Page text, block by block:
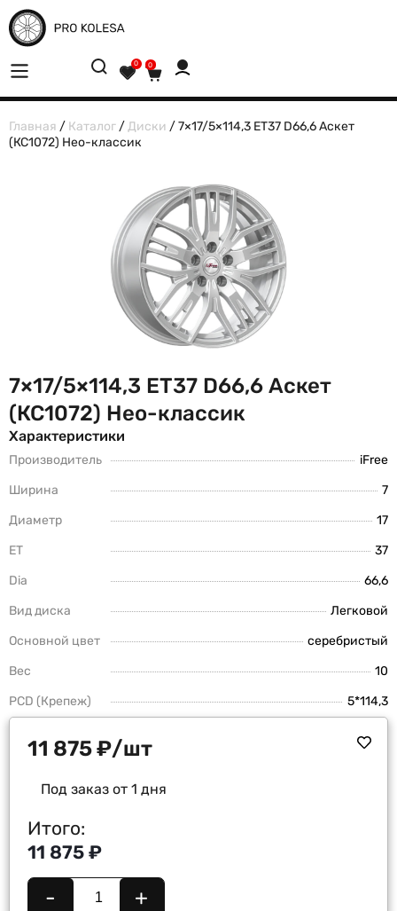
0 0
Главная / Каталог /Диски / 7×17/5×114,3 ET37 D66,6 Аскет
(КС1072) Нео-классик
7×17/5×114,3 ET37 D66,6 Аскет
(КС1072) Нео-классик
Характеристики
Производитель
iFree
Ширина
7
Диаметр
17
ET
37
Dia
66,6
Вид диска
Легковой
Основной цвет
серебристый
Вес
10
PCD (Крепеж)
5*114,3
11 875₽/шт
Под заказ от 1 дня
Итого:
11 875 ₽
- +